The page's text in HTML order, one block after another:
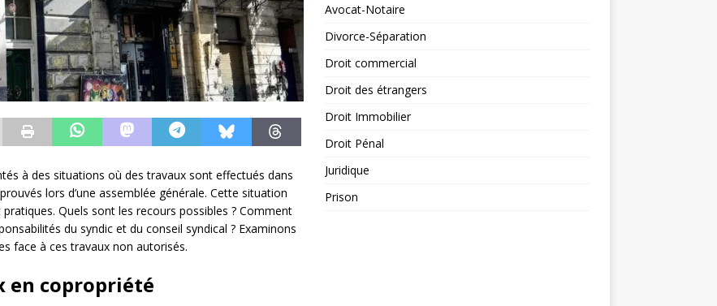
à des situations où des travaux sont effectués dans
lors d’une assemblée générale. Cette situation
Quels sont les recours possibles ? Comment
du syndic et du conseil syndical ? Examinons
face à ces travaux non autorisés.
en copropriété
Avocat-Notaire
Divorce-Séparation
Droit commercial
Droit des étrangers
Droit Immobilier
Droit Pénal
Juridique
Prison